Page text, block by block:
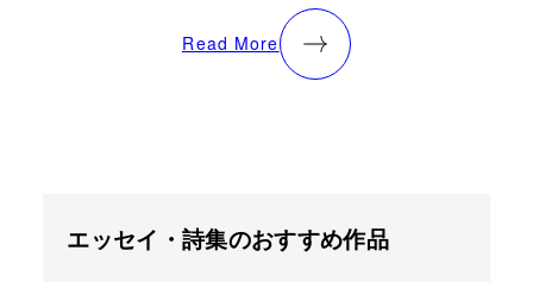
Read More
エッセイ・詩集のおすすめ作品